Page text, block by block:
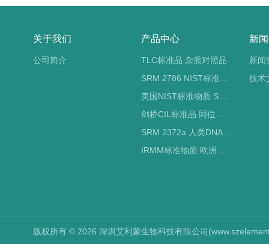
关于我们
公司简介
产品中心
TLC标准品 杂质对照品
SRM 2786 NIST标准物质 PM2.5标准品
美国NIST标准物质 SRM标准品
SRM 2372a 人类DNA定量标准品 NIST标准物质
新
新闻
技术
版权所有 © 2026 深圳艾利蒙生物科技有限公司